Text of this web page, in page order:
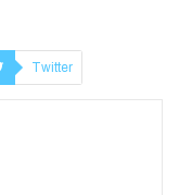
Twitter